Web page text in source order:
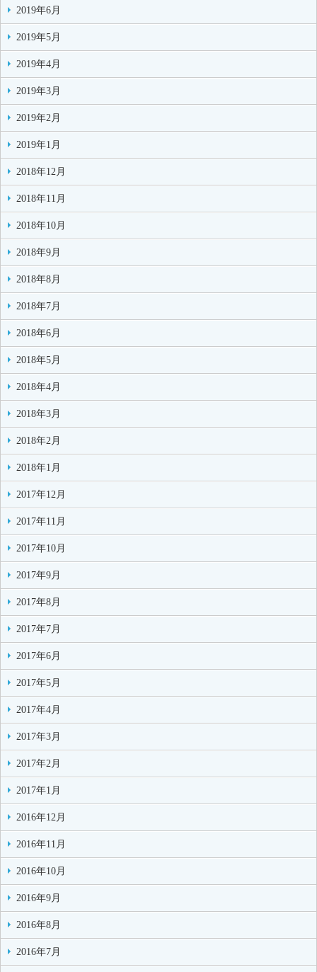
2019年6月
2019年5月
2019年4月
2019年3月
2019年2月
2019年1月
2018年12月
2018年11月
2018年10月
2018年9月
2018年8月
2018年7月
2018年6月
2018年5月
2018年4月
2018年3月
2018年2月
2018年1月
2017年12月
2017年11月
2017年10月
2017年9月
2017年8月
2017年7月
2017年6月
2017年5月
2017年4月
2017年3月
2017年2月
2017年1月
2016年12月
2016年11月
2016年10月
2016年9月
2016年8月
2016年7月